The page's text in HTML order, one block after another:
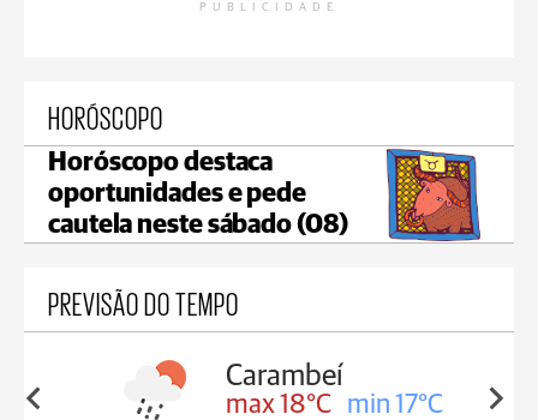
PUBLICIDADE
HORÓSCOPO
Horóscopo destaca
oportunidades e pede
cautela neste sábado (08)
PREVISÃO DO TEMPO
18°C
Carambeí
max 18°C min 17°C